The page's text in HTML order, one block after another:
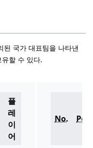
된 국가 대표팀을 나타낸
할 수 있다.
플
레
이
어
No. Pos.